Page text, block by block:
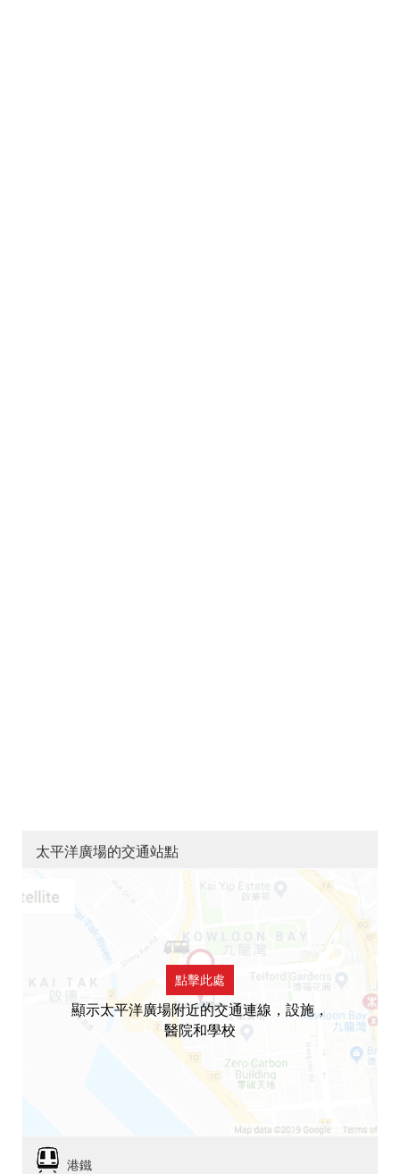
太平洋廣場的交通站點
點擊此處
顯示太平洋廣場附近的交通連線，設施，
醫院和學校
港鐵